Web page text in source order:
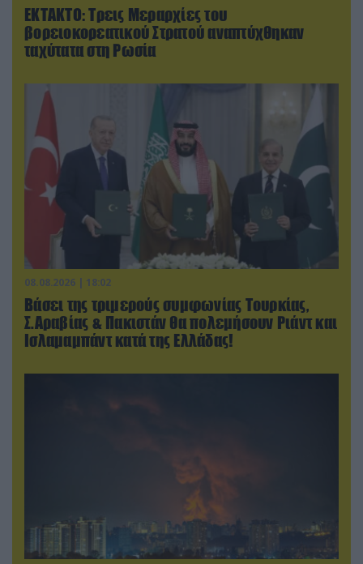
ΕΚΤΑΚΤΟ: Τρεις Μεραρχίες του
βορειοκορεατικού Στρατού αναπτύχθηκαν
ταχύτατα στη Ρωσία
08.08.2026 | 18:02
Βάσει της τριμερούς συμφωνίας Τουρκίας,
Σ.Αραβίας & Πακιστάν θα πολεμήσουν Ριάντ και
Ισλαμαμπάντ κατά της Ελλάδας!